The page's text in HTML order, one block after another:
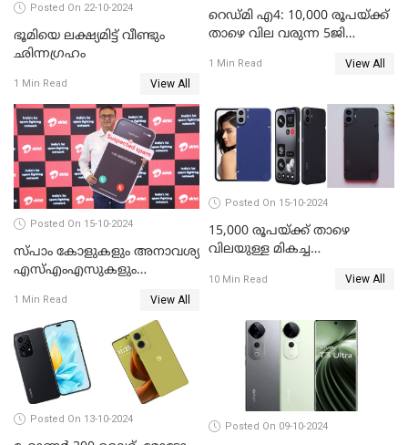
Posted On 22-10-2024
ഭൂമിയെ ലക്ഷ്യമിട്ട് വീണ്ടും
ഛിന്നഗ്രഹം
1 Min Read View All
റെഡ്മി എ4: 10,000 രൂപയ്ക്ക്
താഴെ വില വരുന്ന 5ജി
1 Min Read View All
Posted On 15-10-2024
സ്പാം കോളുകളും അനാവശ്യ
എസ്എംഎസുകളും
എഐ ഫീച്ചറുമായി ഭാരതി
എയര്‍ടെല്‍
1 Min Read View All
Posted On 15-10-2024
15,000 രൂപയ്ക്ക് താഴെ
വിലയുള്ള മികച്ച
10 Min Read View All
Posted On 13-10-2024
Posted On 09-10-2024